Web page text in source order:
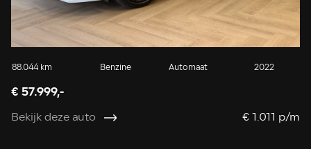
88.044 km Benzine Automaat 2022
€ 57.999,-
Bekijk deze auto € 1.011 p/m